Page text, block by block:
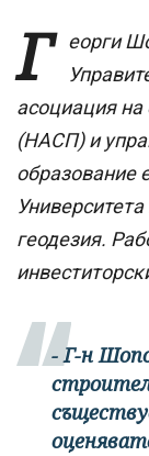
Г
еорги
асоциация на
(НАСП) и
образование
геодезия.
- Г-н